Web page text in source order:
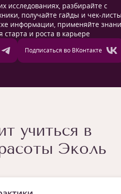
исследованиях, разбирайте с
получайте гайды и чек-
информации, применяйте
старта и роста в карьере
Подписаться во ВКонтакте
учиться в
Эколь